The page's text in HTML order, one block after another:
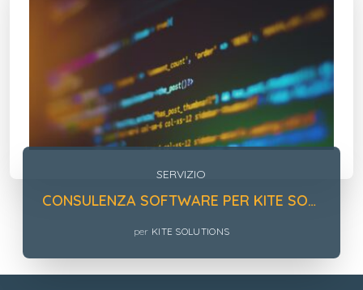
SERVIZIO
CONSULENZA SOFTWARE PER KITE SOLUTIONS
per KITE SOLUTIONS